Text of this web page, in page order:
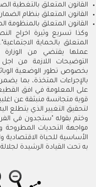
القانون المتعلق بالتغطية
القانون المتعلق بنظام
القانون المتعلق
وكذا تسريع وثيرة اخراج
المتعلق بالحماية
عملها يقتضي من
التوضيحات اللازمة من
بخصوص تطور الوضعية
بالإجراءات المتخذة، بما
على المعلومة في افق
قوية متجانسة منبثقة عن
لتحقيق التغيير الذي يتطلع
وختم بقوله "ستجدون في
مواجهة التحديات المطروحة
الأساسية للحياة الاقتصادية
به تحت القيادة الرشيدة